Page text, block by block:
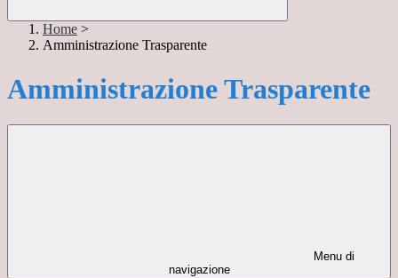
Home >
Amministrazione Trasparente
Amministrazione Trasparente
Menu di
navigazione